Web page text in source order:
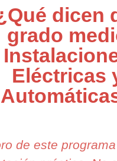
dicen
grado
Eléctricas
de este